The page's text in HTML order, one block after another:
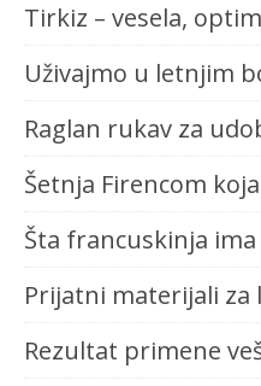
Tirkiz – vesela,
Uživajmo u letnjim
Raglan rukav za
Šetnja Firencom
Šta francuskinja
Prijatni materijali za
Rezultat primene